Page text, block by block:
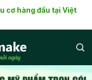
cơ hàng đầu tại Việt